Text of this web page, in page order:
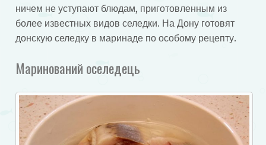
ничем не уступают блюдам, приготовленным из
более известных видов селедки. На Дону готовят
донскую селедку в маринаде по особому рецепту.
Маринований оселедець